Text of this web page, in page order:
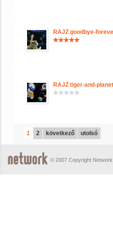
RAJZ goodbye-
RAJZ tiger-and-
1 2 következő utolsó
© 2007 Copyright